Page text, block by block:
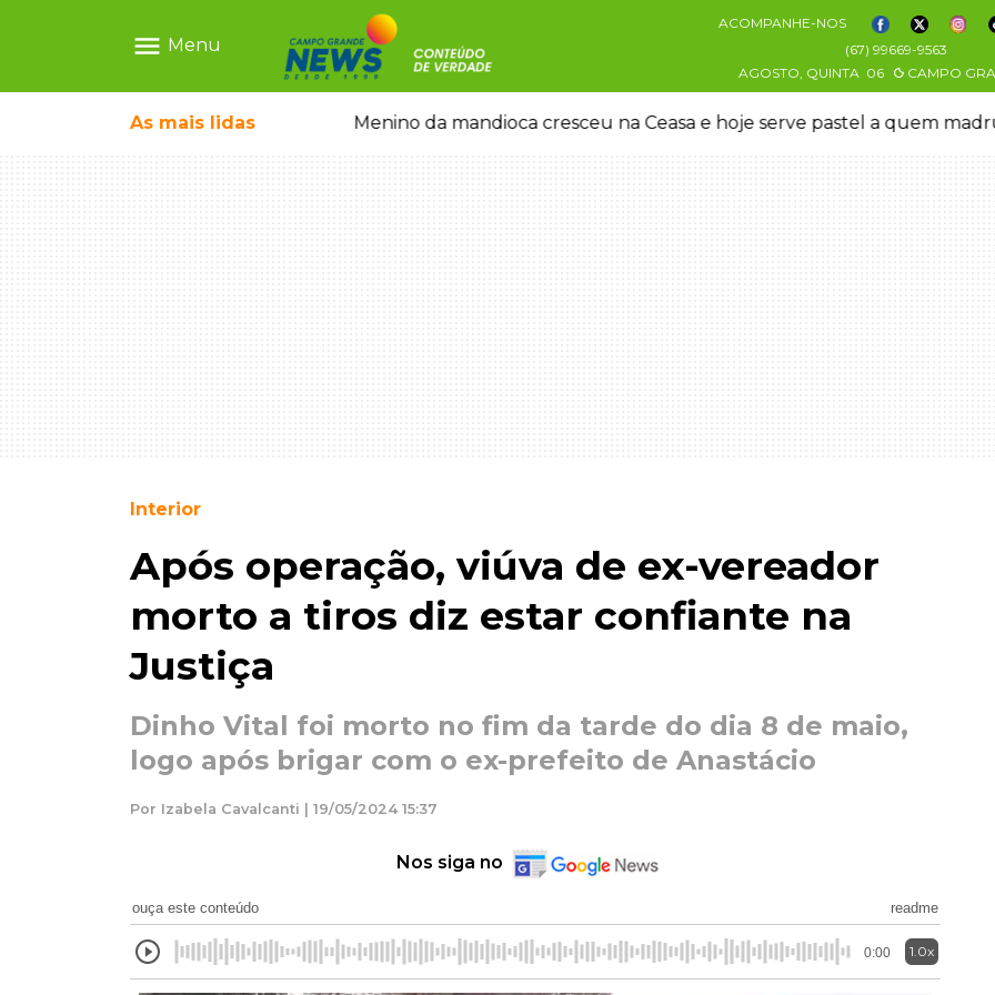
menu Menu
ACOMPANHE-NOS
(67) 99669-9563
AGOSTO, QUINTA 06 CAMPO
As mais lidas
crianças brasileiras Menino da mandioca cresceu na Ceasa e hoje serve pastel a quem
Interior
Após operação, viúva de ex-vereador
morto a tiros diz estar confiante na
Justiça
Dinho Vital foi morto no fim da tarde do dia 8 de maio,
logo após brigar com o ex-prefeito de Anastácio
Por Izabela Cavalcanti | 19/05/2024 15:37
Nos siga no
ouça este conteúdo readme
0:00 1.0x